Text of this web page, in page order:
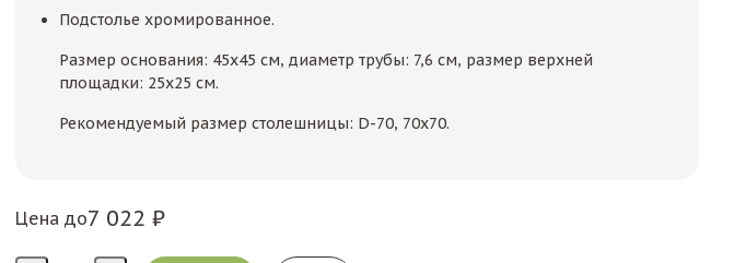
Подстолье хромированное.
Размер основания: 45x45 см, диаметр трубы: 7,6 см, размер верхней
площадки: 25х25 см.
Рекомендуемый размер столешницы: D-70, 70х70.
Цена до7 022 ₽